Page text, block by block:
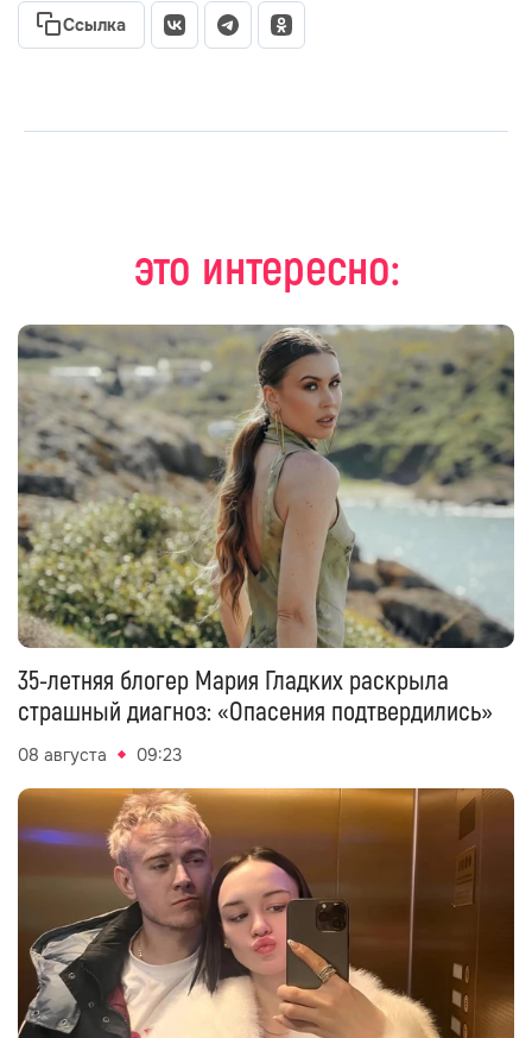
Ссылка
это интересно:
35-летняя блогер Мария Гладких раскрыла
страшный диагноз: «Опасения подтвердились»
08 августа 09:23